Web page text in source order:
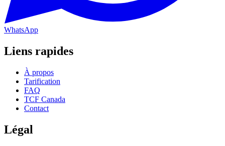
WhatsApp
Liens rapides
À propos
Tarification
FAQ
TCF Canada
Contact
Légal